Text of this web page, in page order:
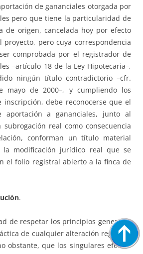
de gananciales otorgada por
pero que tiene la particularidad de
de origen, cancelada hoy por efecto
pero cuya correspondencia
comprobada por el registrador de
–artículo 18 de la Ley Hipotecaria–,
ningún título contradictorio –cfr.
mayo de 2000–, y cumpliendo los
inscripción, debe reconocerse que el
aportación a gananciales, junto al
real como consecuencia
conforman un título material
modificación jurídico real que se
el folio registral abierto a la finca de
.
de respetar los principios generales
de cualquier alteración registral,
obstante, que los singulares efectos